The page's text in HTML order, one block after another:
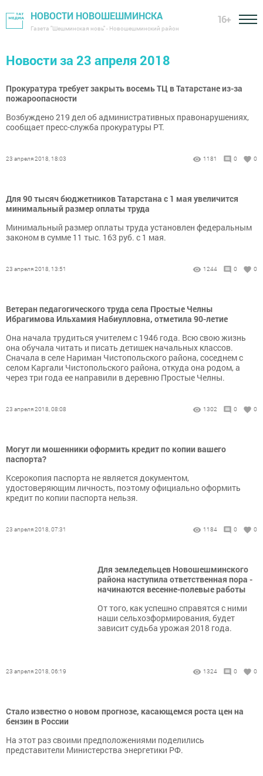
НОВОСТИ НОВОШЕШМИНСКА
Газета "Шешминская новь" - Новошешминский район
16+
Новости за 23 апреля 2018
Прокуратура требует закрыть восемь ТЦ в Татарстане из-за
пожароопасности
Возбуждено 219 дел об административных правонарушениях,
сообщает пресс-служба прокуратуры РТ.
23 апреля 2018, 18:03 1181 0 0
Для 90 тысяч бюджетников Татарстана с 1 мая увеличится
минимальный размер оплаты труда
Минимальный размер оплаты труда установлен федеральным
законом в сумме 11 тыс. 163 руб. с 1 мая.
23 апреля 2018, 13:51 1244 0 0
Ветеран педагогического труда села Простые Челны
Ибрагимова Ильхамия Набиулловна, отметила 90-летие
Она начала трудиться учителем с 1946 года. Всю свою жизнь
она обучала читать и писать детишек начальных классов.
Сначала в селе Нариман Чистопольского района, соседнем с
селом Каргали Чистопольского района, откуда она родом, а
через три года ее направили в деревню Простые Челны.
23 апреля 2018, 08:08 1302 0 0
Могут ли мошенники оформить кредит по копии вашего
паспорта?
Ксерокопия паспорта не является документом,
удостоверяющим личность, поэтому официально оформить
кредит по копии паспорта нельзя.
23 апреля 2018, 07:31 1184 0 0
Для земледельцев Новошешминского
района наступила ответственная пора -
начинаются весенне-полевые работы
От того, как успешно справятся с ними
наши сельхозформирования, будет
зависит судьба урожая 2018 года.
23 апреля 2018, 06:19 1324 0 0
Стало известно о новом прогнозе, касающемся роста цен на
бензин в России
На этот раз своими предположениями поделились
представители Министерства энергетики РФ.